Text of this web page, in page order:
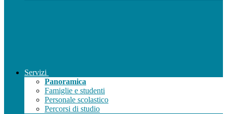
Servizi
Panoramica
Famiglie e studenti
Personale scolastico
Percorsi di studio